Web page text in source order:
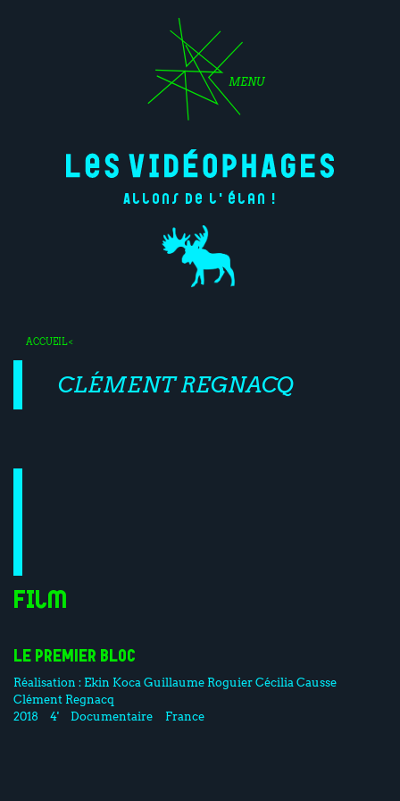
MENU
Allons de l'élan !
ACCUEIL<
CLÉMENT REGNACQ
Film
LE PREMIER BLOC
Réalisation : Ekin Koca Guillaume RoguierCécilia Causse
Clément Regnacq
2018
4' Documentaire France